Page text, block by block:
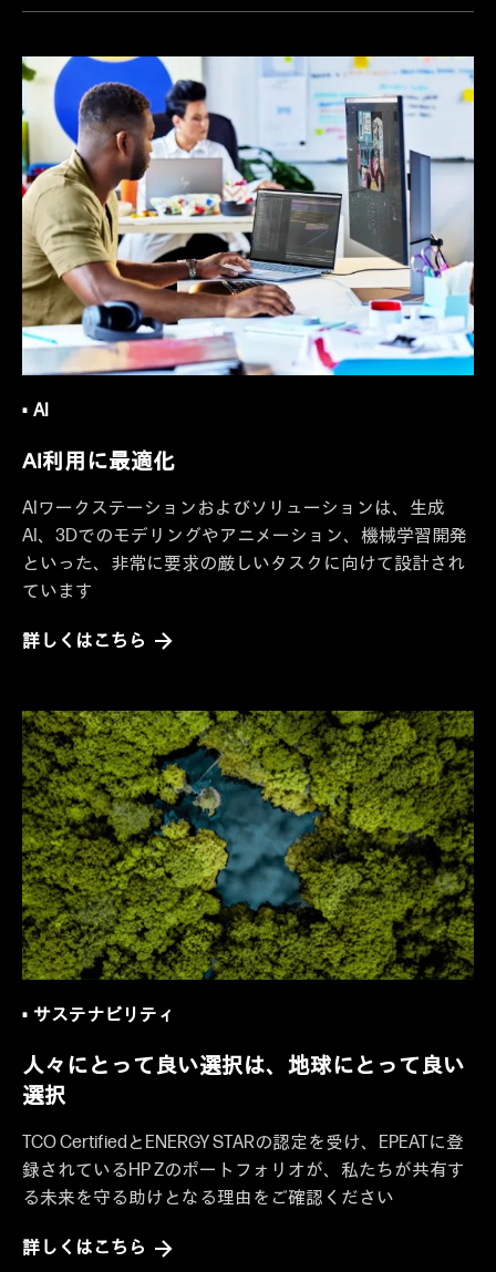
AI
AI利用に最適化
AIワークステーションおよびソリューションは、生成
AI、3Dでのモデリングやアニメーション、機械学習開発
といった、非常に要求の厳しいタスクに向けて設計され
ています
詳しくはこちら
サステナビリティ
人々にとって良い選択は、地球にとって良い
選択
TCO CertifiedとENERGY STARの認定を受け、EPEATに登
録されているHP Zのポートフォリオが、私たちが共有す
る未来を守る助けとなる理由をご確認ください
詳しくはこちら